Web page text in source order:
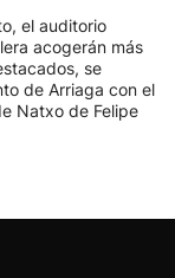
el auditorio
acogerán más
se
de Arriaga con el
Natxo de Felipe